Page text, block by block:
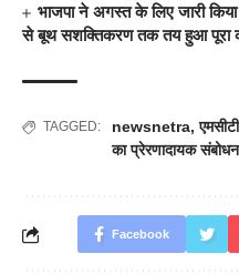
भाजपा ने अगस्त के लिए जारी
से बूथ सशक्तिकरण तक तय हुआ पूरा
TAGGED: newsnetra,
का प्रेरणादायक संबोधन
Facebook